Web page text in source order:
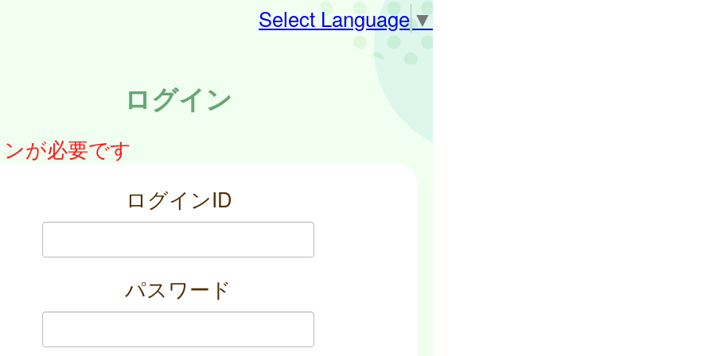
Select Language ▼
ログイン
が必要です
ログインID
パスワード